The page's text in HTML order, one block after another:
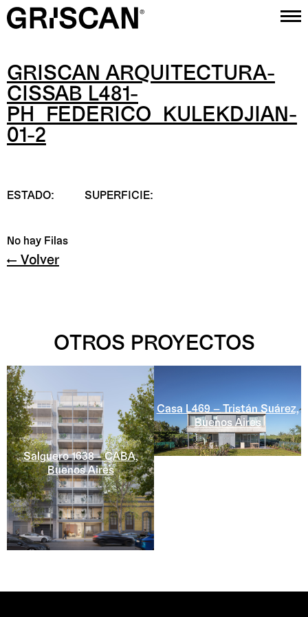
Proyectos
Estudio
Contacto
GRISCAN ARQUITECTURA-
CISSAB L481-
PH_FEDERICO_KULEKDJIAN-
01-2
ESTADO: SUPERFICIE:
No hay Filas
← Volver
OTROS PROYECTOS
Salguero 1638 - CABA,
Buenos Aires
Casa L469 – Tristán Suárez,
Buenos Aires